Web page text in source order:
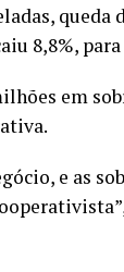
queda
8,8%,
em
e as